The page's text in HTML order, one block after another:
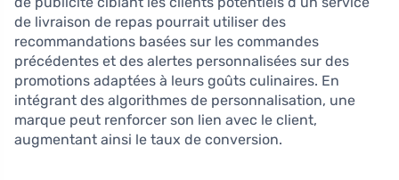
de livraison de repas pourrait utiliser des
recommandations basées sur les commandes
précédentes et des alertes personnalisées sur des
promotions adaptées à leurs goûts culinaires. En
intégrant des algorithmes de personnalisation, une
marque peut renforcer son lien avec le client,
augmentant ainsi le taux de conversion.